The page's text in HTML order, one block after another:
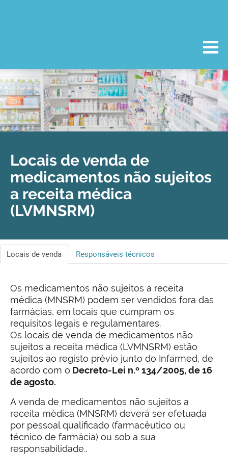
Locais de venda de
medicamentos não sujeitos
a receita médica
(LVMNSRM)
Locais de venda Responsáveis técnicos
Os medicamentos não sujeitos a receita
médica (MNSRM) podem ser vendidos fora das
farmácias, em locais que cumpram os
requisitos legais e regulamentares.
Os locais de venda de medicamentos não
sujeitos a receita médica (LVMNSRM) estão
sujeitos ao registo prévio junto do Infarmed, de
acordo com o Decreto-Lei n.º 134/2005, de 16
de agosto.
A venda de medicamentos não sujeitos a
receita médica (MNSRM) deverá ser efetuada
por pessoal qualificado (farmacêutico ou
técnico de farmácia) ou sob a sua
responsabilidade..